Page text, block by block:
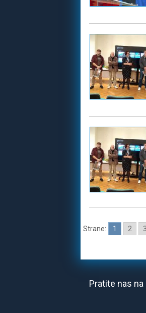
Strane: 1 2 3
Pratite nas